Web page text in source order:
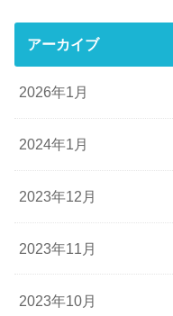
アーカイブ
2026年1月
2024年1月
2023年12月
2023年11月
2023年10月